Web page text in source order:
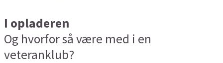
I opladeren
Og hvorfor så være med i en
veteranklub?